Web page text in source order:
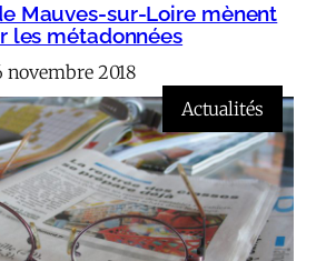
Mauves-sur-Loire mènent
les métadonnées
novembre 2018
Actualités